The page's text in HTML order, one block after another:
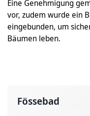
Eine Genehmigung
vor, zudem wurde ein
eingebunden, um
Bäumen leben.
Fössebad